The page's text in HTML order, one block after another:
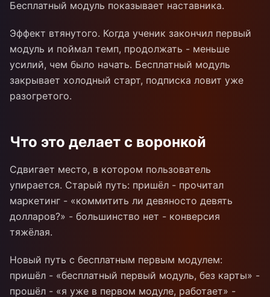
Бесплатный модуль показывает наставника.
Эффект втянутого. Когда ученик закончил первый
модуль и поймал темп, продолжать - меньше
усилий, чем было начать. Бесплатный модуль
закрывает холодный старт, подписка ловит уже
разогретого.
Что это делает с воронкой
Сдвигает место, в котором пользователь
упирается. Старый путь: пришёл - прочитал
маркетинг - «коммитить ли девяносто девять
долларов?» - большинство нет - конверсия
тяжёлая.
Новый путь с бесплатным первым модулем:
пришёл - «бесплатный первый модуль, без карты» -
прошёл - «я уже в первом модуле, работает» -